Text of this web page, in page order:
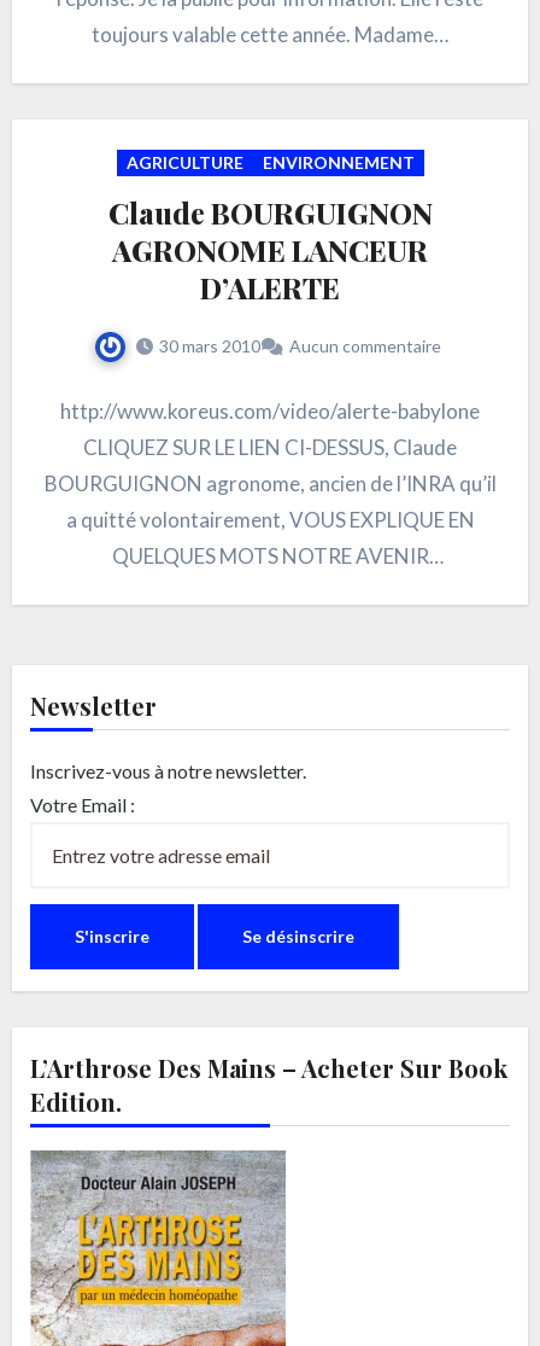
toujours valable cette année. Madame…
AGRICULTURE ENVIRONNEMENT
Claude BOURGUIGNON
AGRONOME LANCEUR
D’ALERTE
30 mars 2010 Aucun commentaire
http://www.koreus.com/video/alerte-babylone
CLIQUEZ SUR LE LIEN CI-DESSUS, Claude
BOURGUIGNON agronome, ancien de l’INRA qu’il
a quitté volontairement, VOUS EXPLIQUE EN
QUELQUES MOTS NOTRE AVENIR
Newsletter
Inscrivez-vous à notre newsletter.
Votre Email :
L’Arthrose Des Mains – Acheter Sur Book
Edition.